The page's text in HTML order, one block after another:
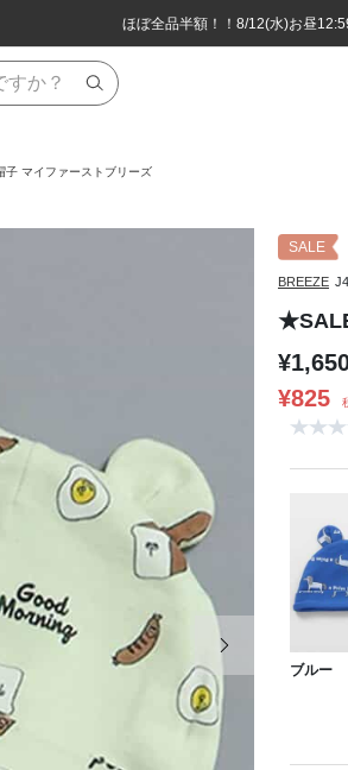
8,800円(税込)以上のお買い物で送
ほぼ全品半額！！8/12(水)お昼
8,800円(税込)以上のお買い物で送
ほぼ全品半額！！8/12(水)お昼
マイファーストブリーズ
SALE
BREEZE
¥825
ブルー